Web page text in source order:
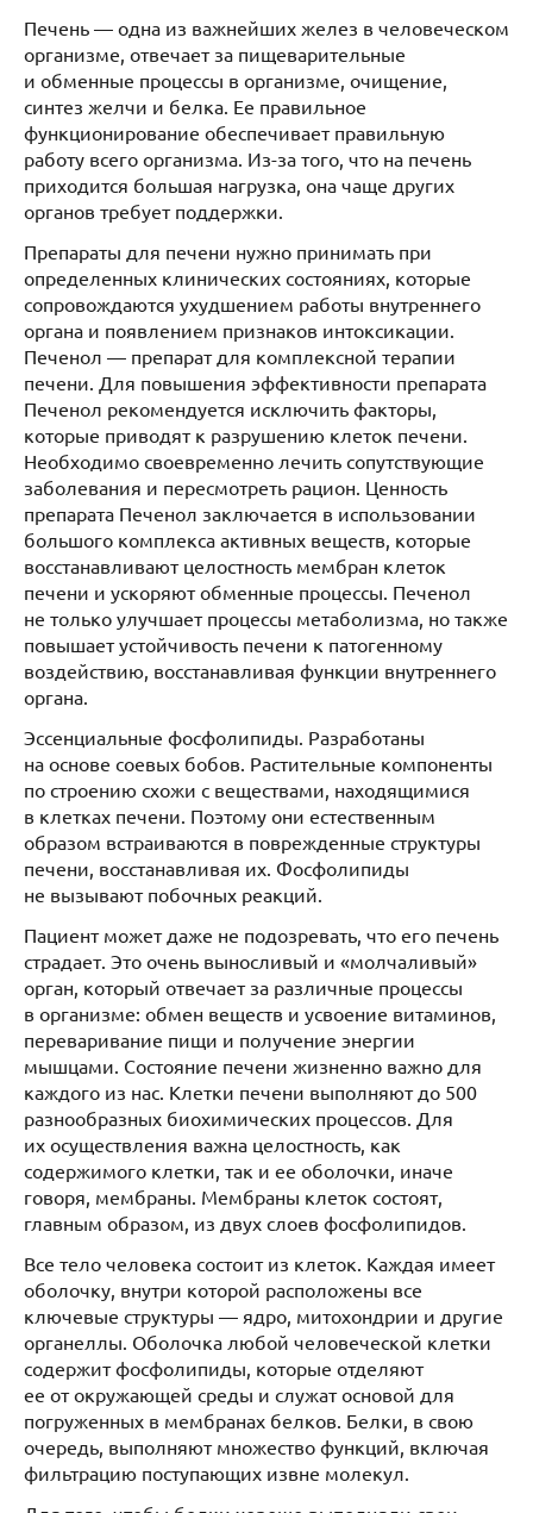
Печень — одна из важнейших желез в человеческом
организме, отвечает за пищеварительные
и обменные процессы в организме, очищение,
синтез желчи и белка. Ее правильное
функционирование обеспечивает правильную
работу всего организма. Из-за того, что на печень
приходится большая нагрузка, она чаще других
органов требует поддержки.
Препараты для печени нужно принимать при
определенных клинических состояниях, которые
сопровождаются ухудшением работы внутреннего
органа и появлением признаков интоксикации.
Печенол — препарат для комплексной терапии
печени. Для повышения эффективности препарата
Печенол рекомендуется исключить факторы,
которые приводят к разрушению клеток печени.
Необходимо своевременно лечить сопутствующие
заболевания и пересмотреть рацион. Ценность
препарата Печенол заключается в использовании
большого комплекса активных веществ, которые
восстанавливают целостность мембран клеток
печени и ускоряют обменные процессы. Печенол
не только улучшает процессы метаболизма, но также
повышает устойчивость печени к патогенному
воздействию, восстанавливая функции внутреннего
органа.
Эссенциальные фосфолипиды. Разработаны
на основе соевых бобов. Растительные компоненты
по строению схожи с веществами, находящимися
в клетках печени. Поэтому они естественным
образом встраиваются в поврежденные структуры
печени, восстанавливая их. Фосфолипиды
не вызывают побочных реакций.
Пациент может даже не подозревать, что его печень
страдает. Это очень выносливый и «молчаливый»
орган, который отвечает за различные процессы
в организме: обмен веществ и усвоение витаминов,
переваривание пищи и получение энергии
мышцами. Состояние печени жизненно важно для
каждого из нас. Клетки печени выполняют до 500
разнообразных биохимических процессов. Для
их осуществления важна целостность, как
содержимого клетки, так и ее оболочки, иначе
говоря, мембраны. Мембраны клеток состоят,
главным образом, из двух слоев фосфолипидов.
Все тело человека состоит из клеток. Каждая имеет
оболочку, внутри которой расположены все
ключевые структуры — ядро, митохондрии и другие
органеллы. Оболочка любой человеческой клетки
содержит фосфолипиды, которые отделяют
ее от окружающей среды и служат основой для
погруженных в мембранах белков. Белки, в свою
очередь, выполняют множество функций, включая
фильтрацию поступающих извне молекул.